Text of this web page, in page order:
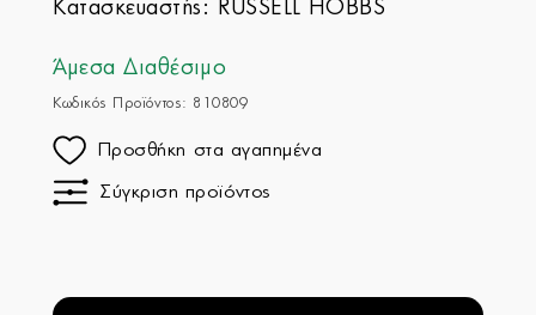
Κατασκευαστής: RUSSELL HOBBS
Άμεσα Διαθέσιμο
Κωδικός Προϊόντος: 810809
Προσθήκη στα αγαπημένα
Σύγκριση προϊόντος